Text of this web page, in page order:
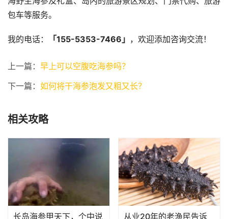
包车等服务。
我的电话： 「155-5353-7466」 ，欢迎添加咨询交流！
上一篇： 早上可以空腹吃海参吗？
下一篇： 如何将干海参泡发又粗又长？
相关攻略
长岛海参甲天下，个中说
从业20年的老渔民告诉